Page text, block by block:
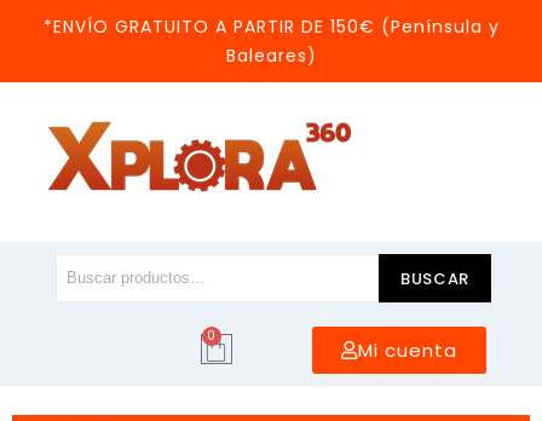
*ENVÍO GRATUITO A PARTIR DE 150€ (Península y
Baleares)
BUSCAR
0
Mi cuenta